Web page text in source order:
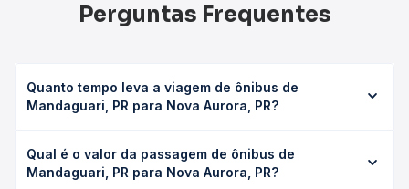
Perguntas Frequentes
Quanto tempo leva a viagem de ônibus de
Mandaguari, PR para Nova Aurora, PR?
PR leva em média 5h 25min, podendo variar conforme a
viação, o tipo de serviço (convencional, executivo ou
Qual é o valor da passagem de ônibus de
Mandaguari, PR para Nova Aurora, PR?